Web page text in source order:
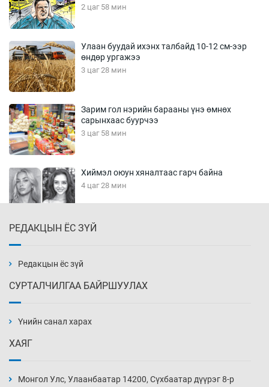
2 цаг 58 мин
Улаан буудай ихэнх талбайд 10-12 см-ээр
өндөр ургажээ
3 цаг 28 мин
Зарим гол нэрийн барааны үнэ өмнөх
сарынхаас буурчээ
3 цаг 58 мин
Хиймэл оюун хяналтаас гарч байна
4 цаг 28 мин
4 цаг 58 мин
нэмэгджээ
РЕДАКЦЫН ЁС ЗҮЙ
Редакцын ёс зүй
СУРТАЛЧИЛГАА БАЙРШУУЛАХ
Үнийн санал харах
ХАЯГ
Монгол Улс, Улаанбаатар 14200, Сүхбаатар дүүрэг 8-р